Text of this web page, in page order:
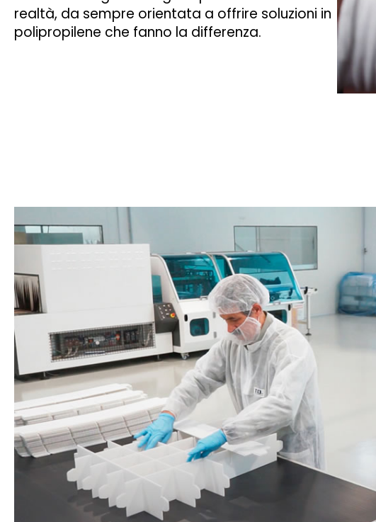
realtà, da sempre orientata a offrire soluzioni in
polipropilene che fanno la differenza.